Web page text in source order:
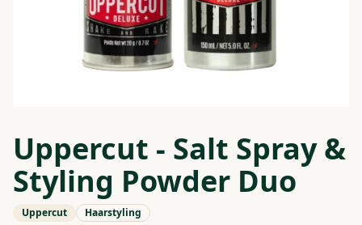
Uppercut - Salt Spray &
Styling Powder Duo
Uppercut Haarstyling